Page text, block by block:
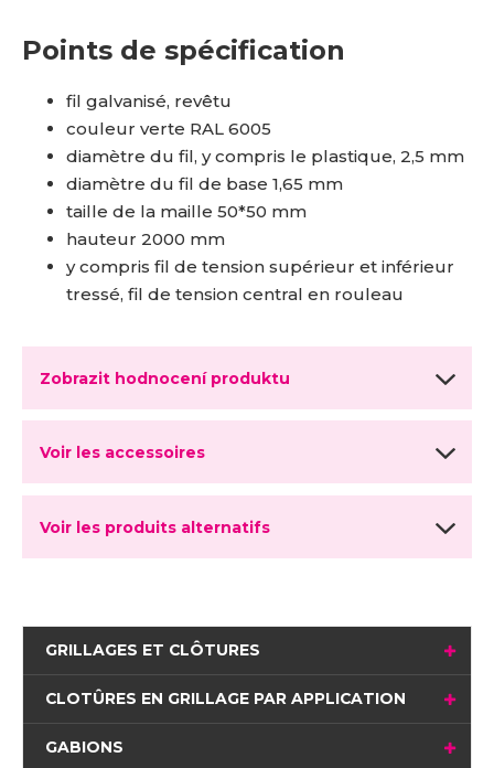
Points de spécification
fil galvanisé, revêtu
couleur verte RAL 6005
diamètre du fil, y compris le plastique, 2,5 mm
diamètre du fil de base 1,65 mm
taille de la maille 50*50 mm
hauteur 2000 mm
y compris fil de tension supérieur et inférieur
tressé, fil de tension central en rouleau
Zobrazit hodnocení produktu
Voir les accessoires
Voir les produits alternatifs
GRILLAGES ET CLÔTURES
CLOTÛRES EN GRILLAGE PAR APPLICATION
GABIONS